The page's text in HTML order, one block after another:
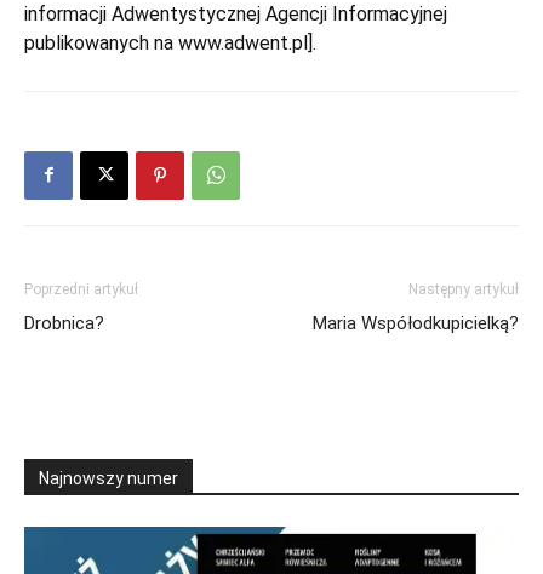
informacji Adwentystycznej Agencji Informacyjnej
publikowanych na www.adwent.pl].
Poprzedni artykuł
Drobnica?
Następny artykuł
Maria Współodkupicielką?
Najnowszy numer